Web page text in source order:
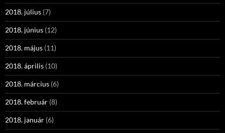
2018. július (7)
2018. június (12)
2018. május (11)
2018. április (10)
2018. március (6)
2018. február (8)
2018. január (6)